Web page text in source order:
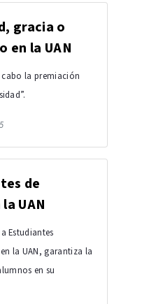
gracia o
en la UAN
la premiación
de
UAN
Estudiantes
la UAN, garantiza la
en su